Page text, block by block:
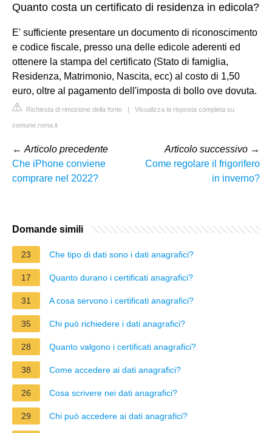
Quanto costa un certificato di residenza in edicola?
E' sufficiente presentare un documento di riconoscimento
e codice fiscale, presso una delle edicole aderenti ed
ottenere la stampa del certificato (Stato di famiglia,
Residenza, Matrimonio, Nascita, ecc) al costo di 1,50
euro, oltre al pagamento dell'imposta di bollo ove dovuta.
Richiesta di rimozione della fonte | Visualizza la risposta completa su
comune.roma.it
← Articolo precedente
Che iPhone conviene
comprare nel 2022?
Articolo successivo →
Come regolare il frigorifero
in inverno?
Domande simili
23 Che tipo di dati sono i dati anagrafici?
17 Quanto durano i certificati anagrafici?
31 A cosa servono i certificati anagrafici?
35 Chi può richiedere i dati anagrafici?
28 Quanto valgono i certificati anagrafici?
38 Come accedere ai dati anagrafici?
26 Cosa scrivere nei dati anagrafici?
29 Chi può accedere ai dati anagrafici?